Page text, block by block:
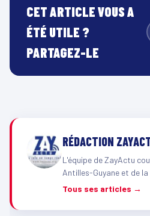
CET ARTICLE VOUS A
ÉTÉ UTILE ?
PARTAGEZ-LE
RÉDACTION
L'équipe de ZayActu
Antilles-Guyane et de
Tous ses articles →